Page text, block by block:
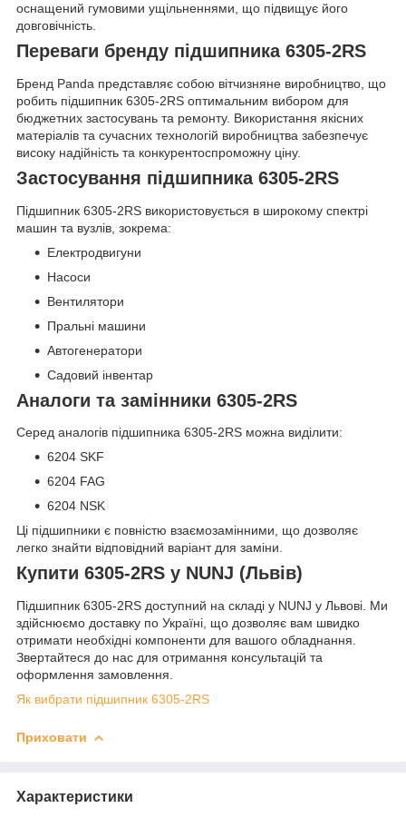
оснащений гумовими ущільненнями, що підвищує його
довговічність.
Переваги бренду підшипника 6305-2RS
Бренд Panda представляє собою вітчизняне виробництво, що
робить підшипник 6305-2RS оптимальним вибором для
бюджетних застосувань та ремонту. Використання якісних
матеріалів та сучасних технологій виробництва забезпечує
високу надійність та конкурентоспроможну ціну.
Застосування підшипника 6305-2RS
Підшипник 6305-2RS використовується в широкому спектрі
машин та вузлів, зокрема:
Електродвигуни
Насоси
Вентилятори
Пральні машини
Автогенератори
Садовий інвентар
Аналоги та замінники 6305-2RS
Серед аналогів підшипника 6305-2RS можна виділити:
6204 SKF
6204 FAG
6204 NSK
Ці підшипники є повністю взаємозамінними, що дозволяє
легко знайти відповідний варіант для заміни.
Купити 6305-2RS у NUNJ (Львів)
Підшипник 6305-2RS доступний на складі у NUNJ у Львові. Ми
здійснюємо доставку по Україні, що дозволяє вам швидко
отримати необхідні компоненти для вашого обладнання.
Звертайтеся до нас для отримання консультацій та
оформлення замовлення.
Як вибрати підшипник 6305-2RS
Приховати
Характеристики